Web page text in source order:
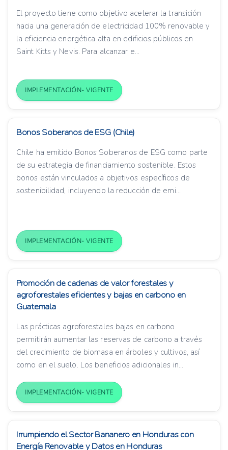
El proyecto tiene como objetivo acelerar la transición
hacia una generación de electricidad 100% renovable y
la eficiencia energética alta en edificios públicos en
Saint Kitts y Nevis. Para alcanzar e...
IMPLEMENTACIÓN- VIGENTE
Bonos Soberanos de ESG (Chile)
Chile ha emitido Bonos Soberanos de ESG como parte
de su estrategia de financiamiento sostenible. Estos
bonos están vinculados a objetivos específicos de
sostenibilidad, incluyendo la reducción de emi...
IMPLEMENTACIÓN- VIGENTE
Promoción de cadenas de valor forestales y
agroforestales eficientes y bajas en carbono en
Guatemala
Las prácticas agroforestales bajas en carbono
permitirán aumentar las reservas de carbono a través
del crecimiento de biomasa en árboles y cultivos, así
como en el suelo. Los beneficios adicionales in...
IMPLEMENTACIÓN- VIGENTE
Irrumpiendo el Sector Bananero en Honduras con
Energía Renovable y Datos en Honduras